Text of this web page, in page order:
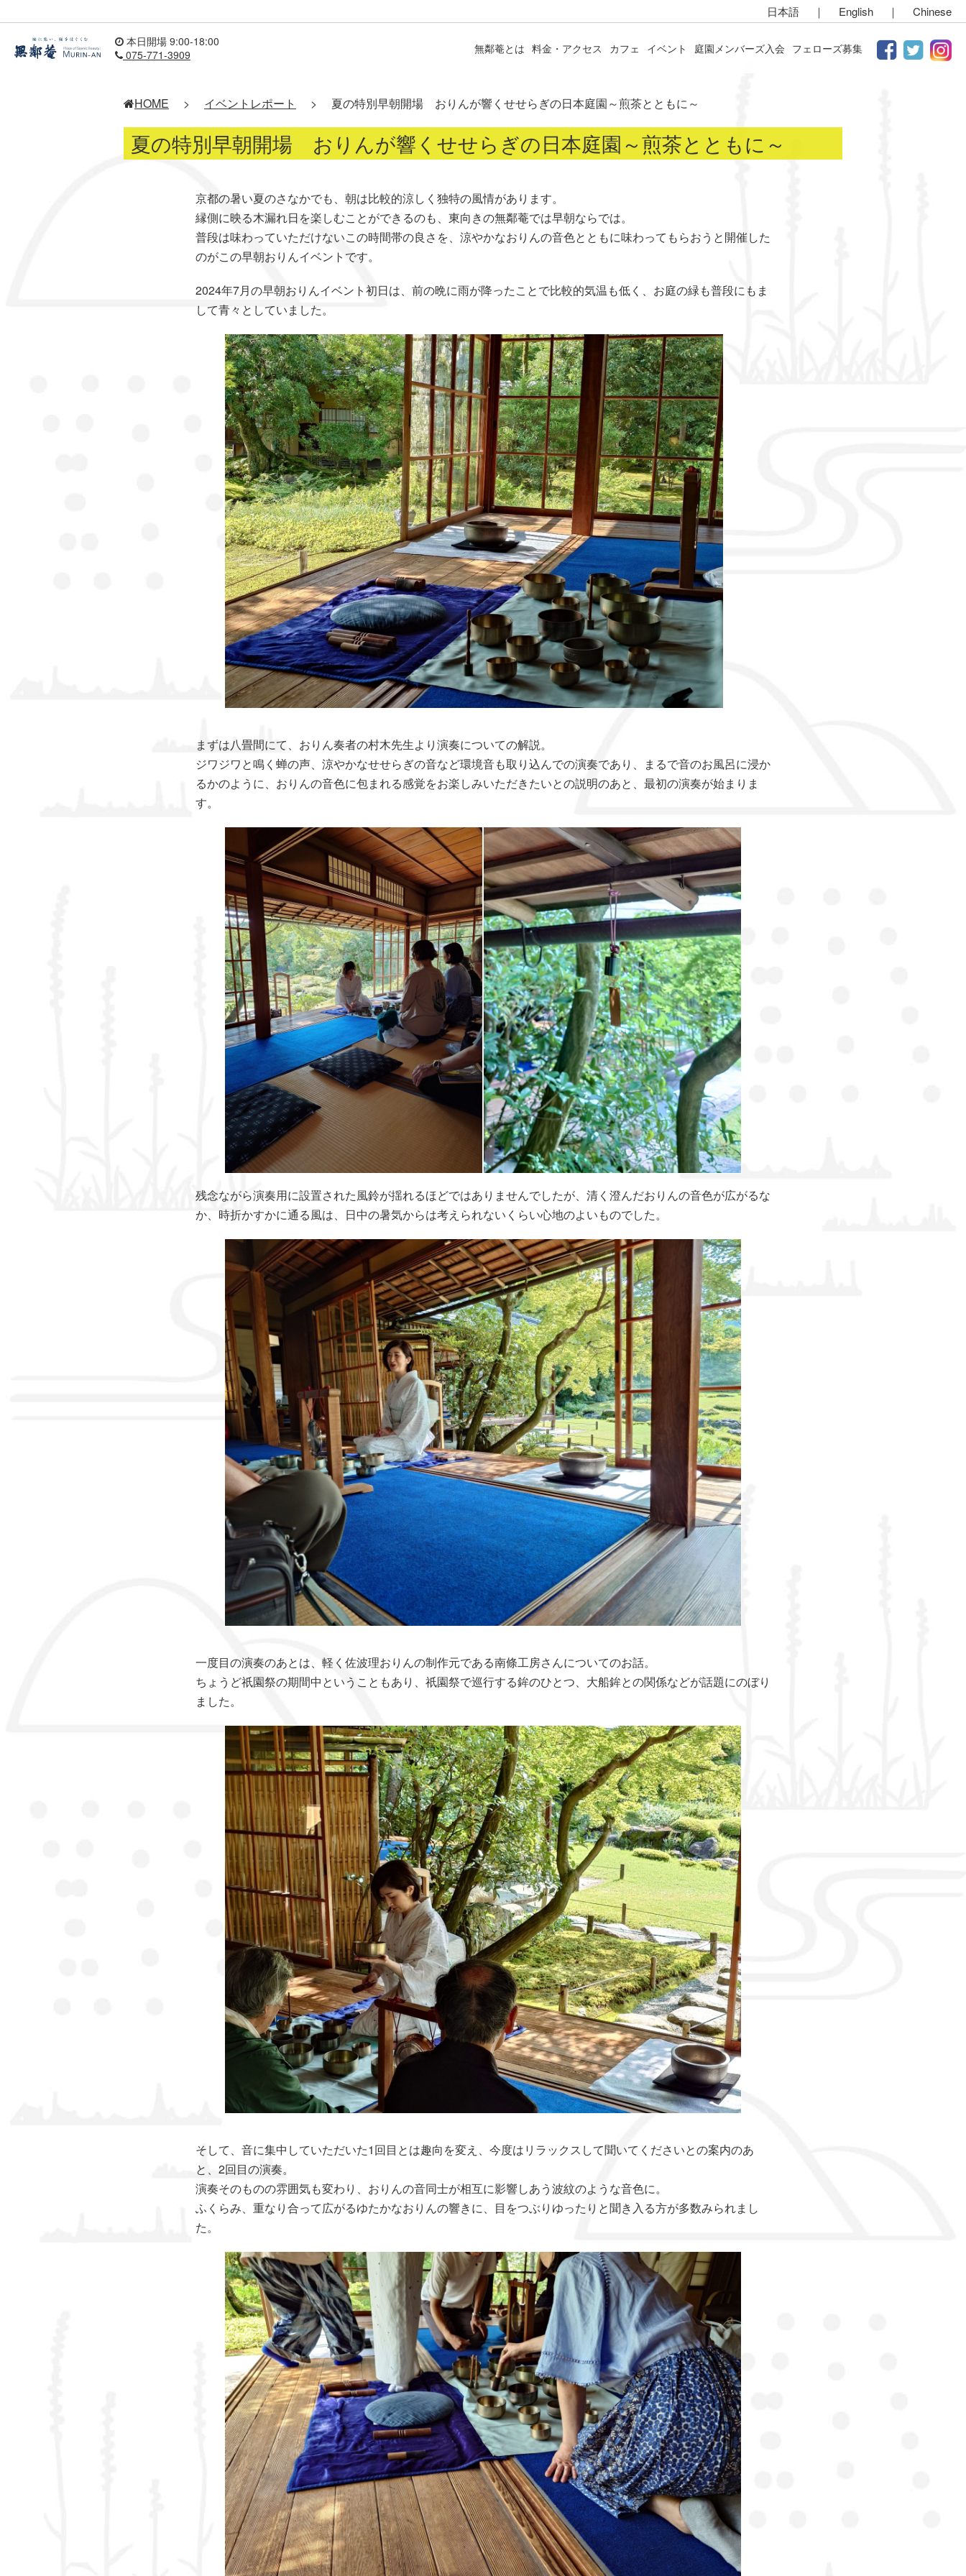
日本語 ｜ English ｜ Chinese
本日開場 9:00-18:00
075-771-3909
無鄰菴とは 料金・アクセス カフェ イベント 庭園メンバーズ入会 フェローズ募集
HOME > イベントレポート > 夏の特別早朝開場 おりんが響くせせらぎの日本庭園～煎茶とともに～
夏の特別早朝開場 おりんが響くせせらぎの日本庭園～煎茶とともに～
京都の暑い夏のさなかでも、朝は比較的涼しく独特の風情があります。
縁側に映る木漏れ日を楽しむことができるのも、東向きの無鄰菴では早朝ならでは。
普段は味わっていただけないこの時間帯の良さを、涼やかなおりんの音色とともに味わってもらおうと開催した
のがこの早朝おりんイベントです。
2024年7月の早朝おりんイベント初日は、前の晩に雨が降ったことで比較的気温も低く、お庭の緑も普段にもま
して青々としていました。
まずは八畳間にて、おりん奏者の村木先生より演奏についての解説。
ジワジワと鳴く蝉の声、涼やかなせせらぎの音など環境音も取り込んでの演奏であり、まるで音のお風呂に浸か
るかのように、おりんの音色に包まれる感覚をお楽しみいただきたいとの説明のあと、最初の演奏が始まりま
す。
残念ながら演奏用に設置された風鈴が揺れるほどではありませんでしたが、清く澄んだおりんの音色が広がるな
か、時折かすかに通る風は、日中の暑気からは考えられないくらい心地のよいものでした。
一度目の演奏のあとは、軽く佐波理おりんの制作元である南條工房さんについてのお話。
ちょうど祇園祭の期間中ということもあり、祇園祭で巡行する鉾のひとつ、大船鉾との関係などが話題にのぼり
ました。
そして、音に集中していただいた1回目とは趣向を変え、今度はリラックスして聞いてくださいとの案内のあ
と、2回目の演奏。
演奏そのものの雰囲気も変わり、おりんの音同士が相互に影響しあう波紋のような音色に。
ふくらみ、重なり合って広がるゆたかなおりんの響きに、目をつぶりゆったりと聞き入る方が多数みられまし
た。